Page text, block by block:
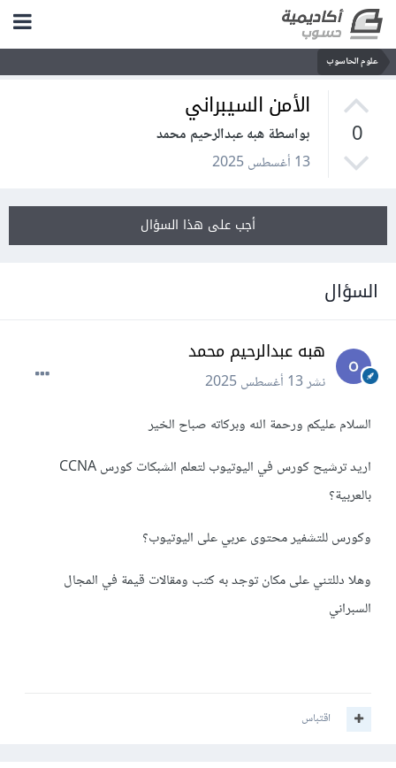
علوم الحاسوب
0
الأمن السيبراني
بواسطة هبه عبدالرحيم محمد
13 أغسطس 2025
أجب على هذا السؤال
السؤال
هبه عبدالرحيم محمد
نشر13 أغسطس 2025
السلام عليكم ورحمة الله وبركاته صباح الخير
اريد ترشيح كورس في اليوتيوب لتعلم الشبكات كورس CCNA
بالعربية؟
وكورس للتشفير محتوى عربي على اليوتيوب؟
وهلا دللتني على مكان توجد به كتب ومقالات قيمة في المجال
السبراني
اقتباس